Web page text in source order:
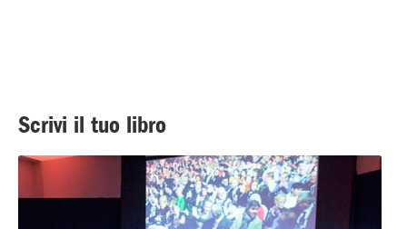
Scrivi il tuo libro